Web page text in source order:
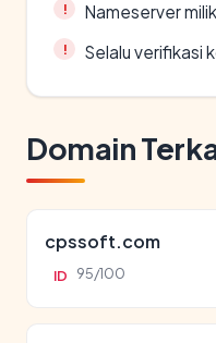
Nameserver
Selalu verifikasi
Domain
cpssoft.com
ID 95/100